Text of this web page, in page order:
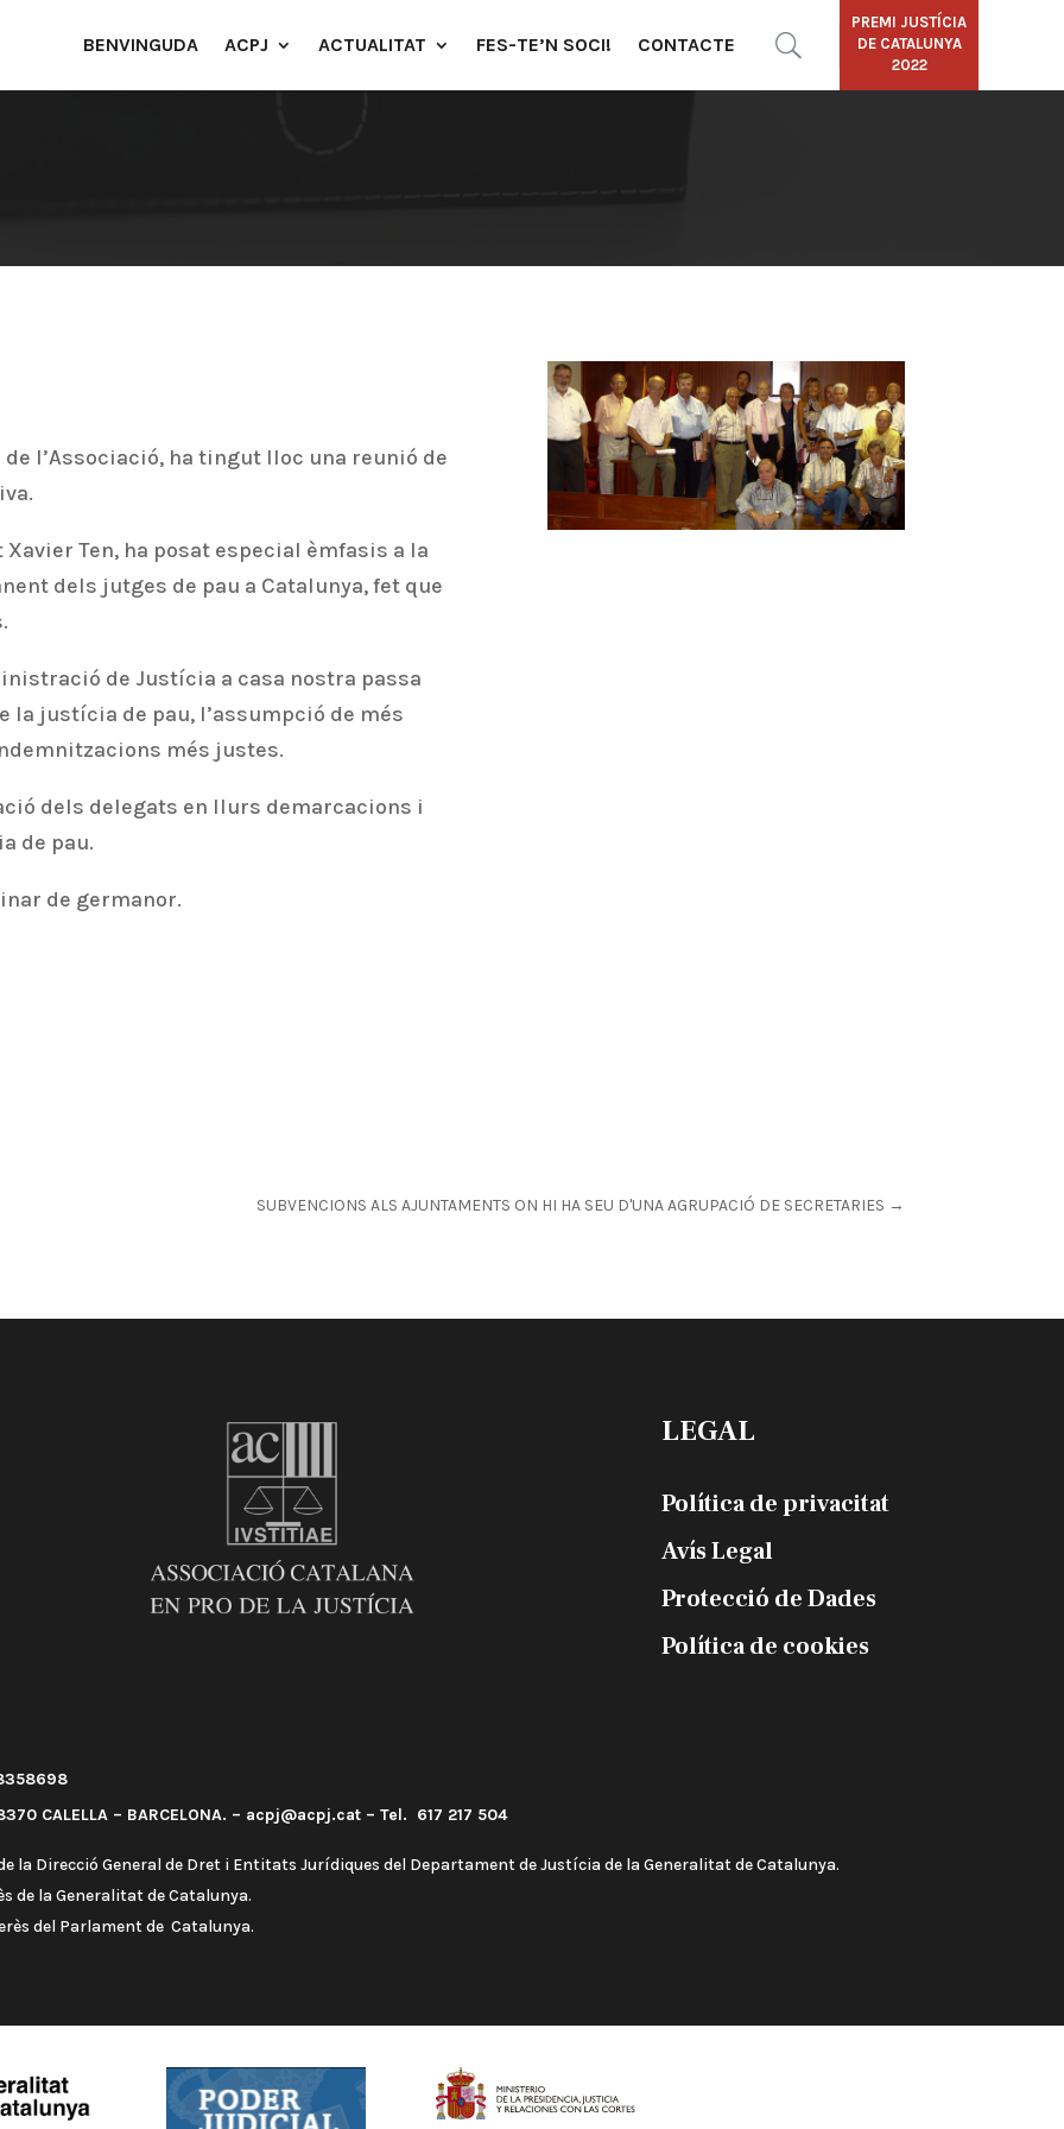
BENVINGUDA ACPJ ACTUALITAT FES-TE’N SOCI! CONTACTE
PREMI JUSTÍCIA
DE CATALUNYA
2022
l’Associació, ha tingut lloc una reunió de
Ten, ha posat especial èmfasis a la
dels jutges de pau a Catalunya, fet que
de Justícia a casa nostra passa
justícia de pau, l’assumpció de més
més justes.
dels delegats en llurs demarcacions i
de pau.
de germanor.
SUBVENCIONS ALS AJUNTAMENTS ON HI HA SEU D'UNA AGRUPACIÓ DE SECRETARIES →
LEGAL
Política de privacitat
Avís Legal
Protecció de Dades
Política de cookies
CALELLA – BARCELONA. – acpj@acpj.cat – Tel. 617 217 504
la Direcció General de Dret i Entitats Jurídiques del Departament de Justícia de la Generalitat de Catalunya.
de la Generalitat de Catalunya.
del Parlament de Catalunya.